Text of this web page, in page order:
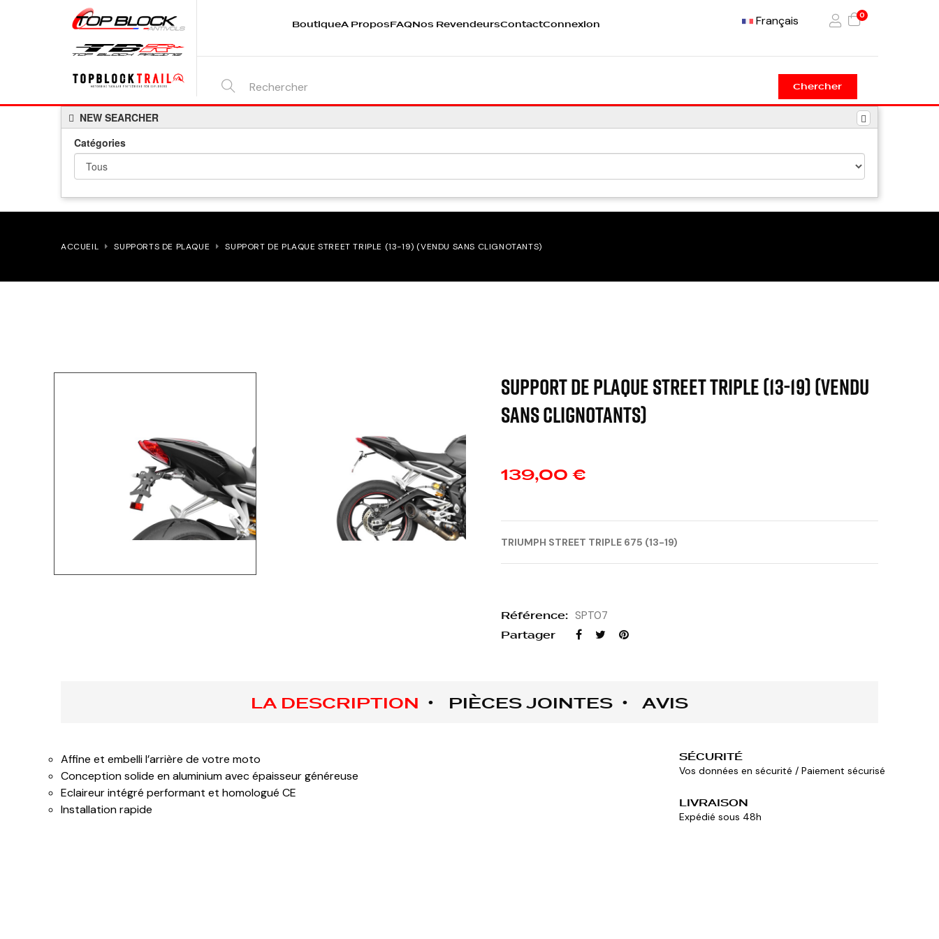
BoutiqueA ProposFAQNos RevendeursContactConnexion Français 0
Chercher
NEW SEARCHER
Catégories
ACCUEIL SUPPORTS DE PLAQUE SUPPORT DE PLAQUE STREET TRIPLE (13-19) (VENDU SANS CLIGNOTANTS)
SUPPORT DE PLAQUE STREET TRIPLE (13-19) (vendu
sans clignotants)
139,00 €
TRIUMPH STREET TRIPLE 675 (13-19)
Référence: SPT07
Partager
LA DESCRIPTION PIÈCES JOINTES AVIS
Affine et embelli l’arrière de votre moto
Conception solide en aluminium avec épaisseur généreuse
Eclaireur intégré performant et homologué CE
Installation rapide
SÉCURITÉ
Vos données en sécurité / Paiement sécurisé
LIVRAISON
Expédié sous 48h